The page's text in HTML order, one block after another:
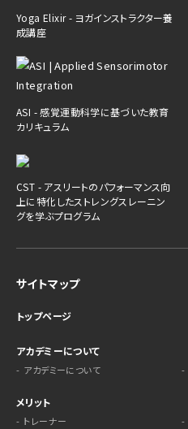
Yoga Elixir - ヨガインストラクター養
成講座
ASI - 感覚運動科学に基づいた教育
カリキュラム
CST - アスリートのパフォーマンス向
上に特化したストレングスレーニン
グを学ぶプログラム
サイトマップ
トップページ
アカデミーについて
アカデミーについて
メリット
トレーナー